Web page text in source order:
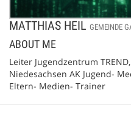
MATTHIAS HEIL GEMEINDE
ABOUT ME
Leiter Jugendzentrum
Niedesachsen AK Jugend-
Eltern- Medien- Trainer